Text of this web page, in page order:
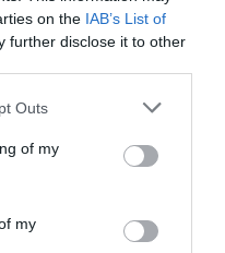
on the IAB’s List of
further disclose it to other
Outs
of my
my
–